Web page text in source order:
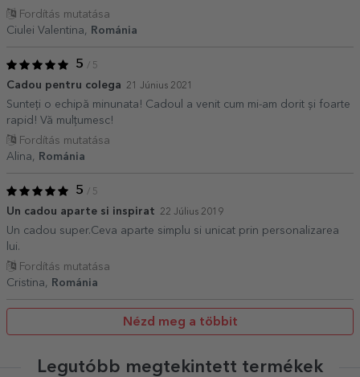
Fordítás mutatása
Ciulei Valentina,
Románia
5 / 5
Cadou pentru colega 21 Június 2021
Sunteți o echipă minunata! Cadoul a venit cum mi-am dorit și foarte
rapid! Vă mulțumesc!
Fordítás mutatása
Alina,
Románia
5 / 5
Un cadou aparte si inspirat 22 Július 2019
Un cadou super.Ceva aparte simplu si unicat prin personalizarea
lui.
Fordítás mutatása
Cristina,
Románia
Nézd meg a többit
Legutóbb megtekintett termékek